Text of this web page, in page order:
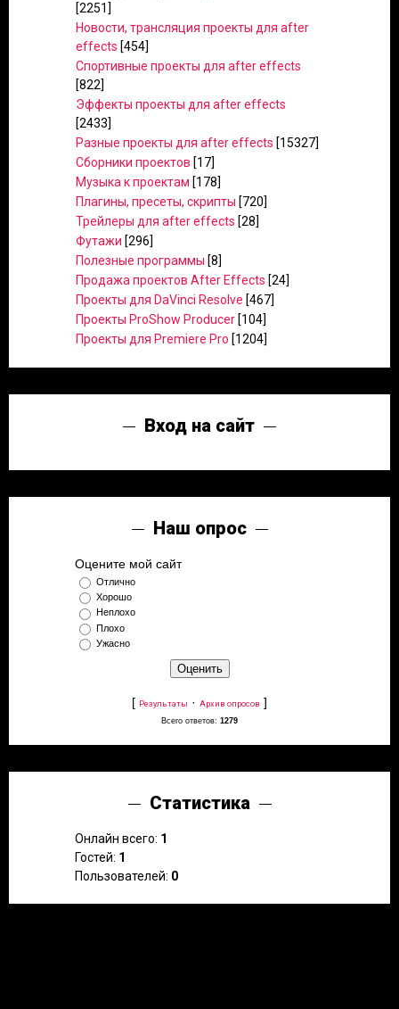
[2251]
Новости, трансляция проекты для after
effects [454]
Спортивные проекты для after effects
[822]
Эффекты проекты для after effects
[2433]
Разные проекты для after effects [15327]
Сборники проектов [17]
Музыка к проектам [178]
Плагины, пресеты, скрипты [720]
Трейлеры для after effects [28]
Футажи [296]
Полезные программы [8]
Продажа проектов After Effects [24]
Проекты для DaVinci Resolve [467]
Проекты ProShow Producer [104]
Проекты для Premiere Pro [1204]
Вход на сайт
Наш опрос
Оцените мой сайт
Отлично
Хорошо
Неплохо
Плохо
Ужасно
[ Результаты · Архив опросов ]
Всего ответов: 1279
Статистика
Онлайн всего: 1
Гостей: 1
Пользователей: 0